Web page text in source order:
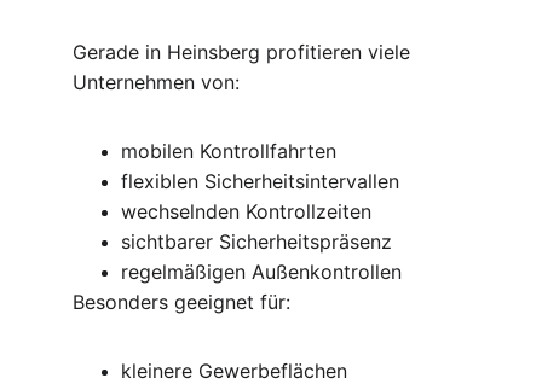
Gerade in Heinsberg profitieren viele
Unternehmen von:
mobilen Kontrollfahrten
flexiblen Sicherheitsintervallen
wechselnden Kontrollzeiten
sichtbarer Sicherheitspräsenz
regelmäßigen Außenkontrollen
Besonders geeignet für:
kleinere Gewerbeflächen